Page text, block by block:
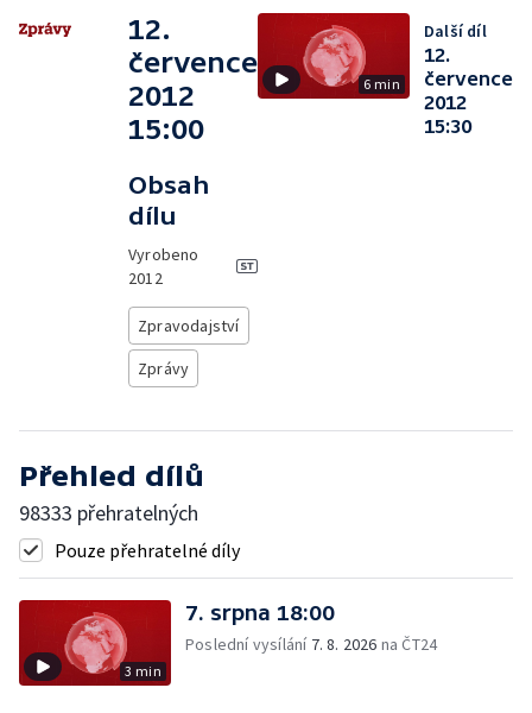
12.
července
2012
15:00
Obsah
dílu
Vyrobeno
2012
Zpravodajství
Zprávy
6 min
Další díl
12.
července
2012
15:30
Přehled dílů
98333 přehratelných
Pouze přehratelné díly
3 min
7. srpna 18:00
Poslední vysílání 7. 8. 2026 na ČT24